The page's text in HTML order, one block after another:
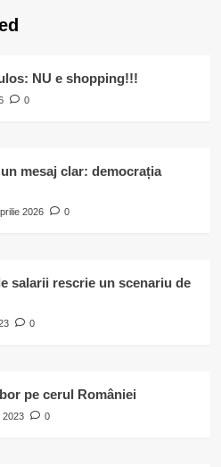
NU e shopping!!!
0
mesaj clar: democrația
2026 0
salarii rescrie un scenariu de
0
pe cerul României
2023 0